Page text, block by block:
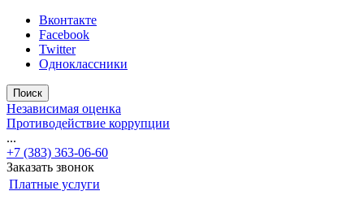
Вконтакте
Facebook
Twitter
Одноклассники
Поиск
Независимая оценка
Противодействие коррупции
...
+7 (383) 363-06-60
Заказать звонок
Платные услуги